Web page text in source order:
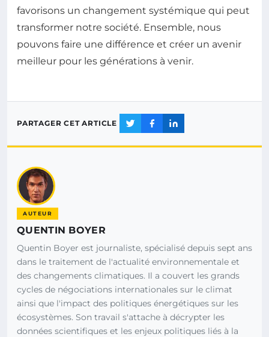
favorisons un changement systémique qui peut
transformer notre société. Ensemble, nous
pouvons faire une différence et créer un avenir
meilleur pour les générations à venir.
PARTAGER CET ARTICLE
AUTEUR
QUENTIN BOYER
Quentin Boyer est journaliste, spécialisé depuis sept ans
dans le traitement de l'actualité environnementale et
des changements climatiques. Il a couvert les grands
cycles de négociations internationales sur le climat
ainsi que l'impact des politiques énergétiques sur les
écosystèmes. Son travail s'attache à décrypter les
données scientifiques et les enjeux politiques liés à la